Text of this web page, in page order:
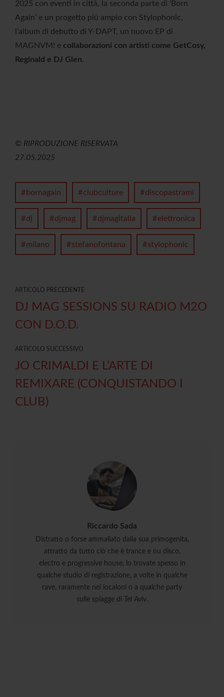
2025 con eventi in città, la seconda parte di ‘Born
Again’ e un progetto più ampio con Stylophonic,
l’album di debutto di Y-DAPT, un nuovo EP di
MAGNVM! e collaborazioni con artisti come GetCosy,
Reginald e DJ Glen.
© RIPRODUZIONE RISERVATA
27.05.2025
bornagain clubculture discopastrami
dj djmag djmagitalia elettronica
milano stefanofontana stylophonic
ARTICOLO PRECEDENTE
DJ MAG SESSIONS SU RADIO M2O
CON D.O.D.
ARTICOLO SUCCESSIVO
JO CRIMALDI E L’ARTE DI
REMIXARE (CONQUISTANDO I
CLUB)
Riccardo Sada
Distratto o forse ammaliato dalla sua primogenita,
attratto da tutto ciò che è trance e nu disco,
electro e progressive house, lo trovate spesso in
qualche studio di registrazione, a volte in qualche
rave, raramente nei localoni o a qualche party
sulle spiagge di Tel Aviv.